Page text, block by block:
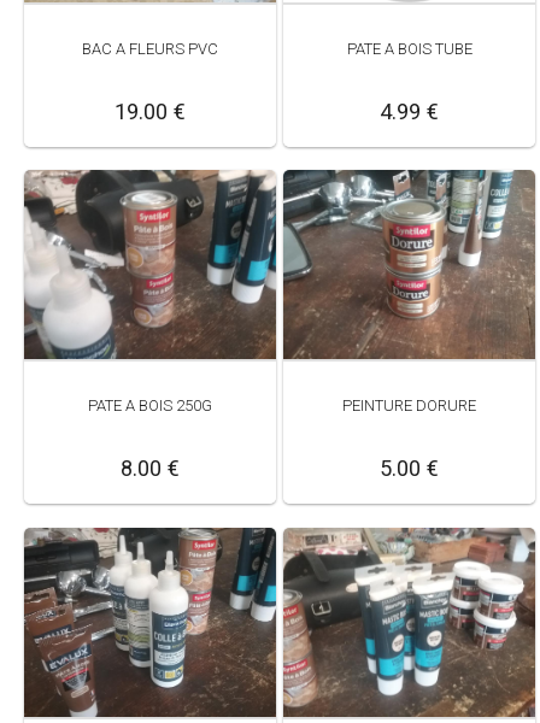
BAC A FLEURS PVC
19.00 €
PATE A BOIS TUBE
4.99 €
PATE A BOIS 250G
8.00 €
PEINTURE DORURE
5.00 €